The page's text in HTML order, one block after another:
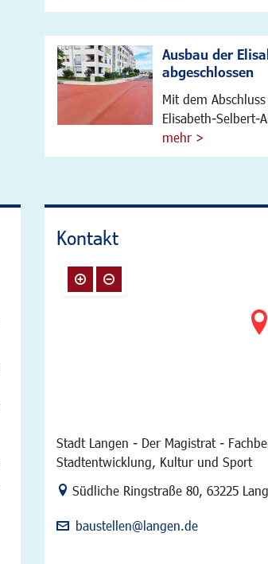
Ausbau der
abgeschlossen
Mit dem
Elisabeth-Selbert-
mehr >
Kontakt
Stadt Langen - Der Magistrat -
Stadtentwicklung, Kultur und Sport
Link zur Google-Maps Navigation
Südliche Ringstraße 80, 63225
baustellen@langen.de